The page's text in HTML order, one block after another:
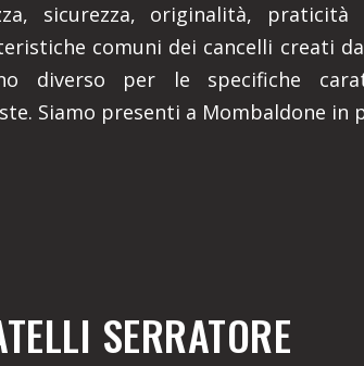
sicurezza, originalità,
comuni dei cancelli creati
diverso per le specifiche
Siamo presenti a Mombaldone in
SERRATORE